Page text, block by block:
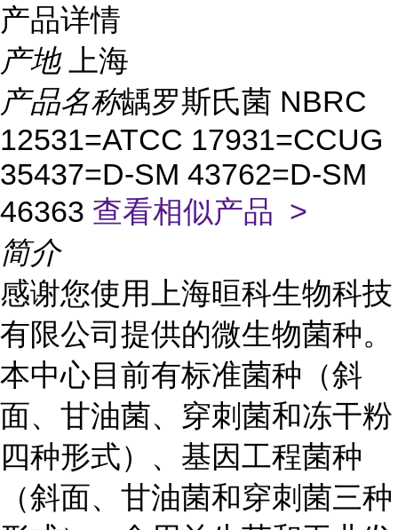
产品详情
产地
上海
产品名称龋罗斯氏菌 NBRC
12531=ATCC 17931=CCUG
35437=D-SM 43762=D-SM
46363 查看相似产品 >
简介
感谢您使用上海晅科生物科技
有限公司提供的微生物菌种。
本中心目前有标准菌种（斜
面、甘油菌、穿刺菌和冻干粉
四种形式）、基因工程菌种
（斜面、甘油菌和穿刺菌三种